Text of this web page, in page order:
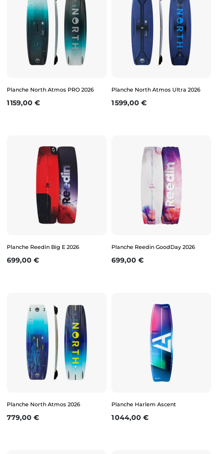
Planche North Atmos PRO 2026
Prix
1 159,00 €
Planche North Atmos Ultra 2026
Prix
1 599,00 €
Planche Reedin Big E 2026
Prix
699,00 €
Planche Reedin GoodDay 2026
Prix
699,00 €
Planche North Atmos 2026
Prix
779,00 €
Planche Harlem Ascent
Prix
1 044,00 €